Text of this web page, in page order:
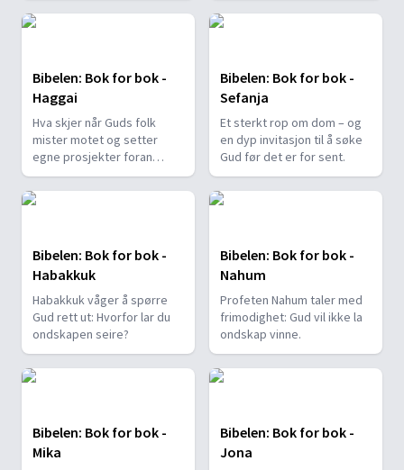
Bibelen: Bok for bok -
Haggai
Hva skjer når Guds folk
mister motet og setter
egne prosjekter foran
Guds?
Bibelen: Bok for bok -
Sefanja
Et sterkt rop om dom – og
en dyp invitasjon til å søke
Gud før det er for sent.
Bibelen: Bok for bok -
Habakkuk
Habakkuk våger å spørre
Gud rett ut: Hvorfor lar du
ondskapen seire?
Bibelen: Bok for bok -
Nahum
Profeten Nahum taler med
frimodighet: Gud vil ikke la
ondskap vinne.
Bibelen: Bok for bok -
Mika
Bibelen: Bok for bok -
Jona